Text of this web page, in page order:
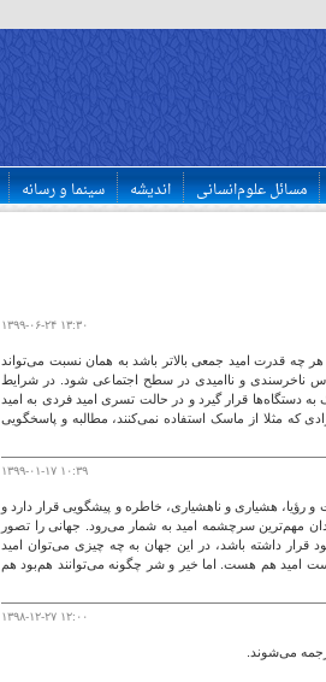
مسائل علوم‌انسانی اندیشه سینما و رسانه
۱۳۹۹-۰۶-۲۴ ۱۳:۳۰
قدرت امید جمعی بالاتر باشد به همان نسبت می‌تواند
ناخرسندی و ناامیدی در سطح اجتماعی شود. در شرایط
به دستگاه‌ها قرار گیرد و در حالت تسری امید فردی به امید
که مثلا از ماسک استفاده نمی‌کنند، مطالبه و پاسخگویی
۱۳۹۹-۰۱-۱۷ ۱۰:۳۹
رؤیا، هشیاری و ناهشیاری، خاطره و پیشگویی قرار دارد و
مهم‌ترین سرچشمه امید به شمار می‌رود. جهانی را تصور
قرار داشته باشد، در این جهان به چه چیزی می‌توان امید
امید هم هست. اما خیر و شر چگونه می‌توانند هم‌بود هم
۱۳۹۸-۱۲-۲۷ ۱۲:۰۰
می‌شوند.